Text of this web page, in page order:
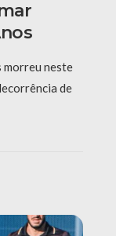
morreu neste
de